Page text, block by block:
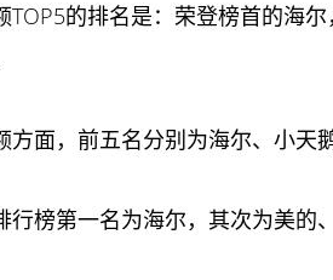
TOP5的排名是：荣登榜首的海
方面，前五名分别为海尔、小天
榜第一名为海尔，其次为美的